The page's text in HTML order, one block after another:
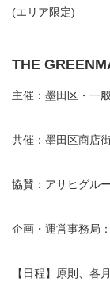
(エリア限定)
THE
主催：墨田区・一
共催：墨田区商店
協賛：アサヒグル
企画・運営事務局
【日程】原則、各